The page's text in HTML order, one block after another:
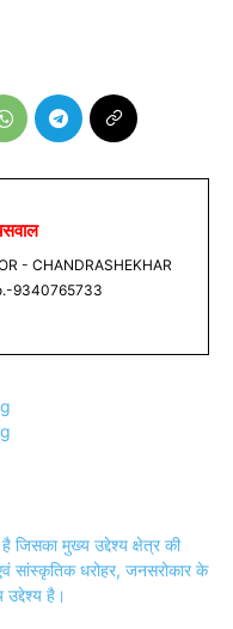
- CHANDRASHEKHAR
9340765733
जिसका मुख्य उद्देश्य क्षेत्र की
एवं सांस्कृतिक धरोहर, जनसरोकार के
है।